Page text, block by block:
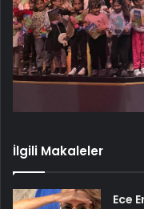
İlgili Makaleler
Ece